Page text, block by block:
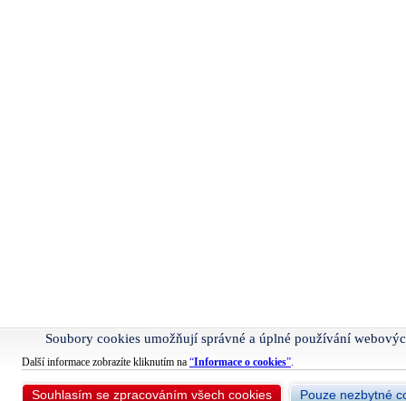
Soubory cookies umožňují správné a úplné používání
Další informace zobrazíte kliknutím na “Informace o cookies”.
Souhlasím se zpracováním všech cookies Pouze nezbytné